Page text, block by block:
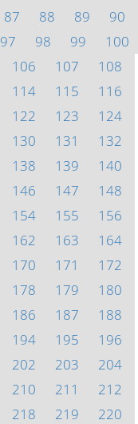
87 88 89
90
97 98 99
100
106 107
108
114 115
116
122 123
124
130 131
132
138 139
140
146 147
148
154 155
156
162 163
164
170 171
172
178 179
180
186 187
188
194 195
196
202 203
204
210 211
212
218 219
220